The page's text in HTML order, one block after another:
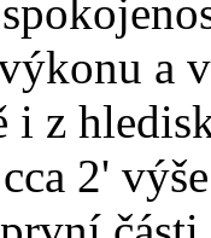
a
i z
2'